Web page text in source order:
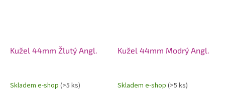
Kužel 44mm Žlutý Angl.
Skladem e-shop (>5 ks)
Kužel 44mm Modrý Angl.
Skladem e-shop (>5 ks)